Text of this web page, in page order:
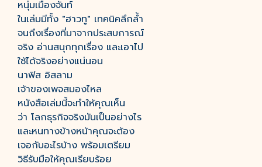
หนุ่มเมืองจันท์
ในเล่มมีทั้ง "ฮาวทู" เทคนิคลึกล้ำ
จนถึงเรื่องที่มาจากประสบการณ์
จริง อ่านสนุกทุกเรื่อง และเอาไป
ใช้ได้จริงอย่างแน่นอน
นาฟิส อิสลาม
เจ้าของเพจสมองไหล
หนังสือเล่มนี้จะทำให้คุณเห็น
ว่า โลกธุรกิจจริงมันเป็นอย่างไร
และหนทางข้างหน้าคุณจะต้อง
เจอกับอะไรบ้าง พร้อมเตรียม
วิธีรับมือให้คุณเรียบร้อย